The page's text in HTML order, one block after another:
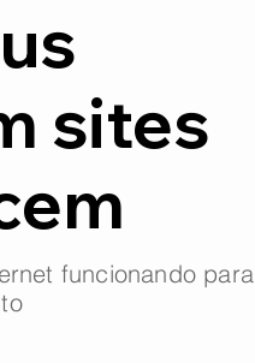
sites
funcionando para